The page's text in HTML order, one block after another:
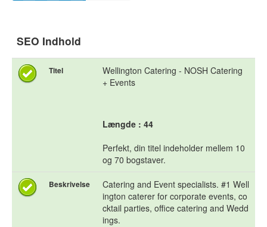
SEO Indhold
Titel
Wellington Catering - NOSH Catering
+ Events
Længde : 44
Perfekt, din titel indeholder mellem 10
og 70 bogstaver.
Beskrivelse
Catering and Event specialists. #1 Well
ington caterer for corporate events, co
cktail parties, office catering and Wedd
ings.